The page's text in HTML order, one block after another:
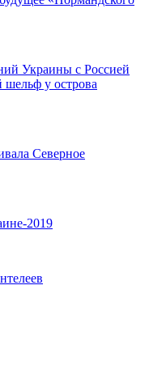
Украины с Россией
у острова
Северное
2019